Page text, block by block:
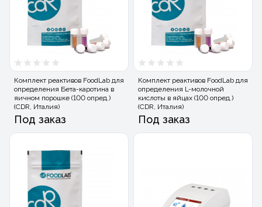
Комплект реактивов FoodLab для
определения Бета-каротина в
яичном порошке (100 опред.)
(CDR, Италия)
Под заказ
Комплект реактивов FoodLab для
определения L-молочной
кислоты в яйцах (100 опред.)
(CDR, Италия)
Под заказ